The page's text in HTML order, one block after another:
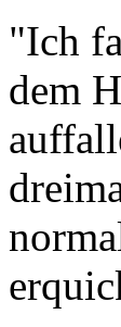
"Ich
dem